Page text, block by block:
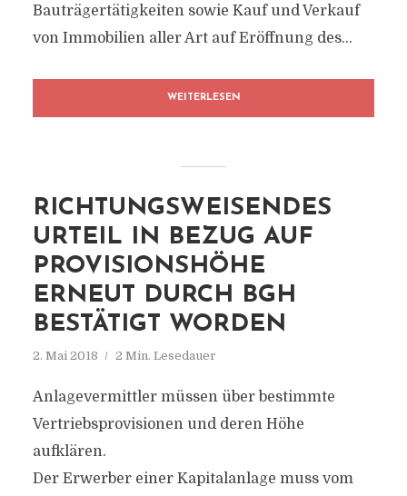
Bauträgertätigkeiten sowie Kauf und Verkauf
von Immobilien aller Art auf Eröffnung des...
WEITERLESEN
RICHTUNGSWEISENDES
URTEIL IN BEZUG AUF
PROVISIONSHÖHE
ERNEUT DURCH BGH
BESTÄTIGT WORDEN
2. Mai 2018 2 Min. Lesedauer
Anlagevermittler müssen über bestimmte
Vertriebsprovisionen und deren Höhe
aufklären.
Der Erwerber einer Kapitalanlage muss vom